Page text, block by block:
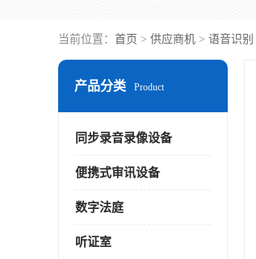
当前位置： 首页 > 供应商机 > 语音识别
产品分类 Product
同步录音录像设备
便携式审讯设备
数字法庭
听证室